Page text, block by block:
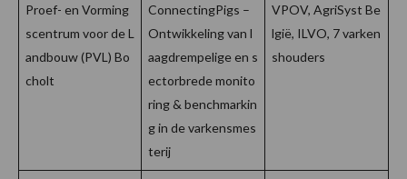
Proef- en Vorming
scentrum voor de L
andbouw (PVL) Bo
cholt
ConnectingPigs –
Ontwikkeling van l
aagdrempelige en s
ectorbrede monito
ring & benchmarkin
g in de varkensmes
terij
VPOV, AgriSyst Be
lgië, ILVO, 7 varken
shouders